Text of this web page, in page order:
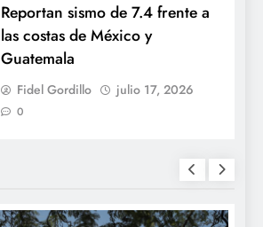
Reportan sismo de 7.4 frente a
las costas de México y
Guatemala
Fidel Gordillo julio 17, 2026
0